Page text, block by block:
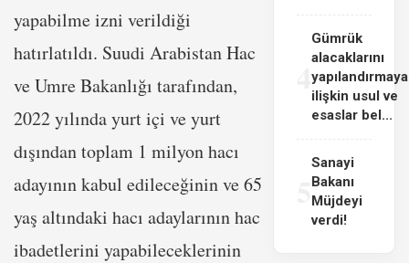
yapabilme izni verildiği
hatırlatıldı. Suudi Arabistan Hac
ve Umre Bakanlığı tarafından,
2022 yılında yurt içi ve yurt
dışından toplam 1 milyon hacı
adayının kabul edileceğinin ve 65
yaş altındaki hacı adaylarının hac
ibadetlerini yapabileceklerinin
4
Gümrük
alacaklarını
yapılandırmaya
ilişkin usul ve
esaslar bel...
Sanayi
Bakanı
Müjdeyi
verdi!